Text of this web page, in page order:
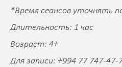
*Время сеансов уточнять
Длительность: 1 час
Возраст: 4+
Для записи: +994 77 747-47-